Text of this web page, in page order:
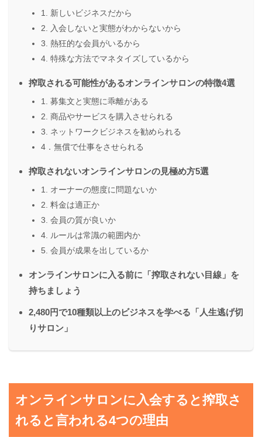
1. 新しいビジネスだから
2. 入会しないと実態がわからないから
3. 熱狂的な会員がいるから
4. 特殊な方法でマネタイズしているから
搾取される可能性があるオンラインサロンの特徴4選
1. 募集文と実態に乖離がある
2. 商品やサービスを購入させられる
3. ネットワークビジネスを勧められる
4．無償で仕事をさせられる
搾取されないオンラインサロンの見極め方5選
1. オーナーの態度に問題ないか
2. 料金は適正か
3. 会員の質が良いか
4. ルールは常識の範囲内か
5. 会員が成果を出しているか
オンラインサロンに入る前に「搾取されない目線」を
持ちましょう
2,480円で10種類以上のビジネスを学べる「人生逃げ切
りサロン」
オンラインサロンに入会すると搾取さ
れると言われる4つの理由